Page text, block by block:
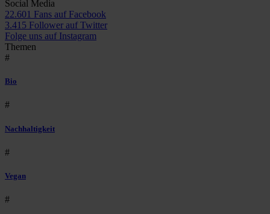
Social Media
22.601 Fans auf Facebook
3.415 Follower auf Twitter
Folge uns auf Instagram
Themen
#
Bio
#
Nachhaltigkeit
#
Vegan
#